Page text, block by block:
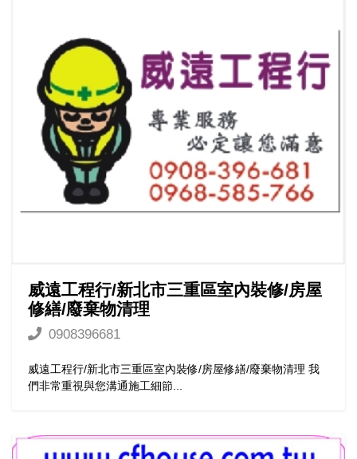
威遠工程行/新北市三重區室內裝修/房屋
修繕/廢棄物清理
0908396681
威遠工程行/新北市三重區室內裝修/房屋修繕/廢棄物清理 我
們非常重視與您溝通施工細節...